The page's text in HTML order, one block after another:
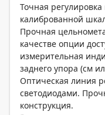
Точная
калиброванной
Прочная
качестве опции
измерительная
заднего упора (см
Оптическая линия
светодиодами.
конструкция.